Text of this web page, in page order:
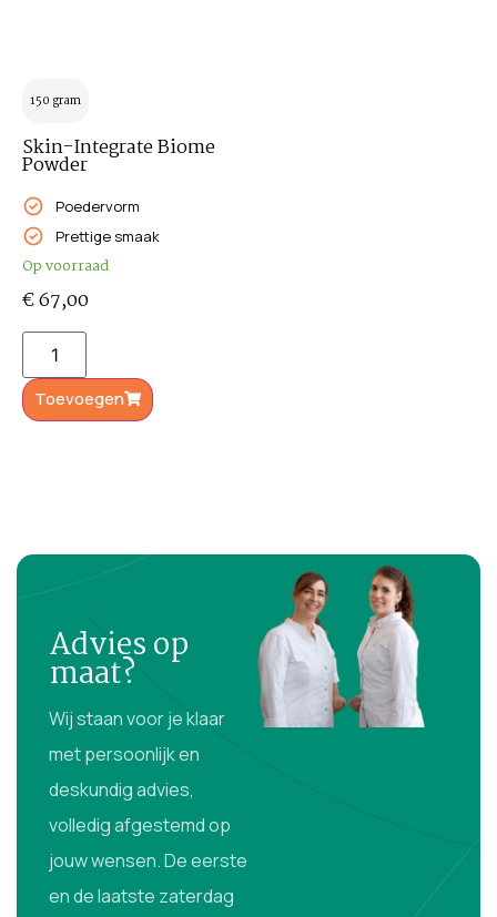
150 gram
Skin-Integrate Biome
Powder
Poedervorm
Prettige smaak
Op voorraad
€67,00
Toevoegen
Advies op
maat?
Wij staan voor je klaar
met persoonlijk en
deskundig advies,
volledig afgestemd op
jouw wensen. De eerste
en de laatste zaterdag